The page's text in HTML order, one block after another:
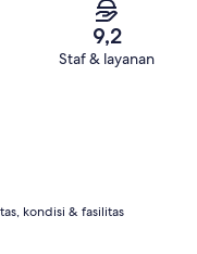
9,2
Staf & layanan
kondisi & fasilitas